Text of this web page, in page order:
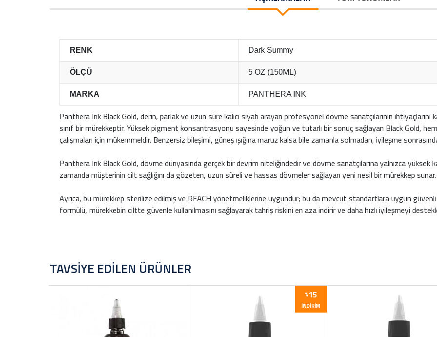
RENK Dark Summy
ÖLÇÜ 5 OZ (150ML)
MARKA PANTHERA INK
Panthera Ink Black Gold, derin, parlak ve uzun süre kalıcı siyah arayan profesyonel dövme sanatçılarının
sınıf bir mürekkeptir. Yüksek pigment konsantrasyonu sayesinde yoğun ve tutarlı bir sonuç sağlayan Black Gold,
çalışmaları için mükemmeldir. Benzersiz bileşimi, güneş ışığına maruz kalsa bile zamanla solmadan, iyileşme
Panthera Ink Black Gold, dövme dünyasında gerçek bir devrim niteliğindedir ve dövme sanatçılarına yalnızca yüksek
zamanda müşterinin cilt sağlığını da gözeten, uzun süreli ve hassas dövmeler sağlayan yeni nesil bir mürekkep sunar.
Ayrıca, bu mürekkep sterilize edilmiş ve REACH yönetmeliklerine uygundur; bu da mevcut standartlara uygun
formülü, mürekkebin ciltte güvenle kullanılmasını sağlayarak tahriş riskini en aza indirir ve daha hızlı iyileşmeyi
TAVSIYE EDILEN ÜRÜNLER
%15
İNDIRIM